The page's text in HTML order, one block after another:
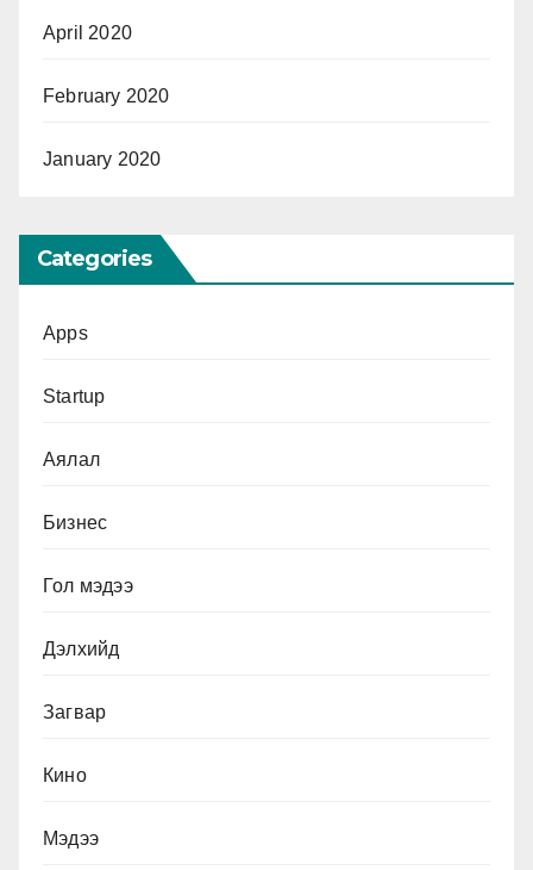
April 2020
February 2020
January 2020
Categories
Apps
Startup
Аялал
Бизнес
Гол мэдээ
Дэлхийд
Загвар
Кино
Мэдээ